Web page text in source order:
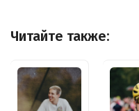
Читайте также: